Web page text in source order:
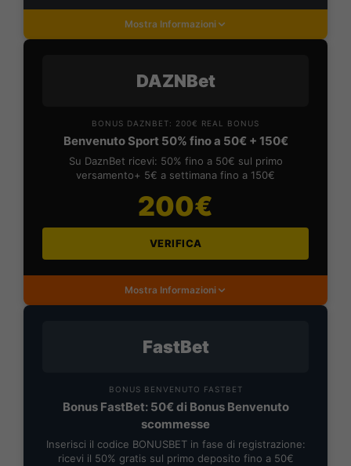
Mostra Informazioni
DAZNBet
BONUS DAZNBET: 200€ REAL BONUS
Benvenuto Sport 50% fino a 50€ + 150€
Su DaznBet ricevi: 50% fino a 50€ sul primo
versamento+ 5€ a settimana fino a 150€
200€
VERIFICA
Mostra Informazioni
FastBet
BONUS BENVENUTO FASTBET
Bonus FastBet: 50€ di Bonus Benvenuto
scommesse
Inserisci il codice BONUSBET in fase di registrazione:
ricevi il 50% gratis sul primo deposito fino a 50€